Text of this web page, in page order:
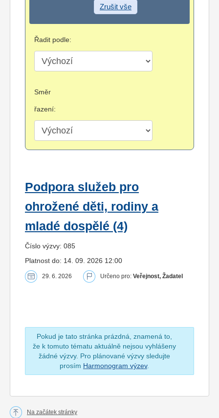
Zrušit vše
Řadit podle:
Směr
řazení:
Podpora služeb pro
ohrožené děti, rodiny a
mladé dospělé (4)
Číslo výzvy: 085
Platnost do: 14. 09. 2026 12:00
29. 6. 2026 Určeno pro: Veřejnost, Žadatel
Pokud je tato stránka prázdná, znamená to,
že k tomuto tématu aktuálně nejsou vyhlášeny
žádné výzvy. Pro plánované výzvy sledujte
prosím Harmonogram výzev.
Na začátek stránky